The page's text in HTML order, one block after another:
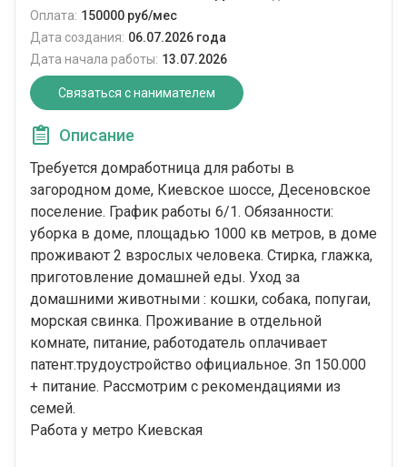
Оплата: 150000 руб/мес
Дата создания: 06.07.2026 года
Дата начала работы: 13.07.2026
Связаться с нанимателем
Описание
Требуется домработница для работы в
загородном доме, Киевское шоссе, Десеновское
поселение. График работы 6/1. Обязанности:
уборка в доме, площадью 1000 кв метров, в доме
проживают 2 взрослых человека. Стирка, глажка,
приготовление домашней еды. Уход за
домашними животными : кошки, собака, попугаи,
морская свинка. Проживание в отдельной
комнате, питание, работодатель оплачивает
патент.трудоустройство официальное. Зп 150.000
+ питание. Рассмотрим с рекомендациями из
семей.
Работа у метро Киевская